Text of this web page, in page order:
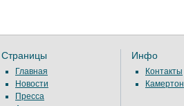
Страницы
Главная
Новости
Пресса
Инфо
Контакты
Камертон